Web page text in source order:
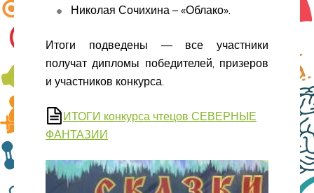
Николая Сочихина – «Облако».
Итоги подведены — все участники
получат дипломы победителей, призеров
и участников конкурса.
ИТОГИ конкурса чтецов СЕВЕРНЫЕ
ФАНТАЗИИ